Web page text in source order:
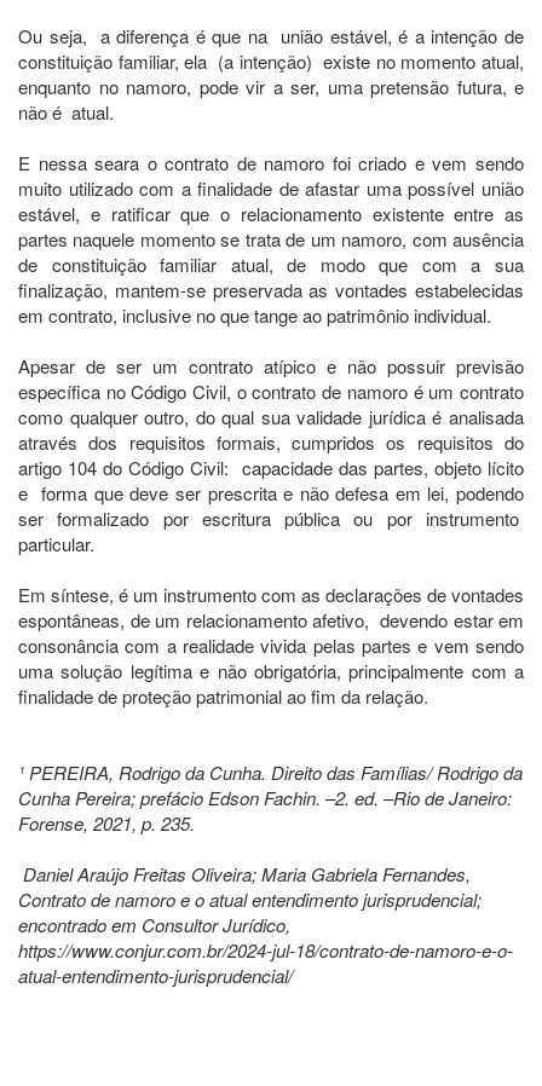
Ou seja, a diferença é que na união estável, é a intenção de
constituição familiar, ela (a intenção) existe no momento atual,
enquanto no namoro, pode vir a ser, uma pretensão futura, e
não é atual.
E nessa seara o contrato de namoro foi criado e vem sendo
muito utilizado com a finalidade de afastar uma possível união
estável, e ratificar que o relacionamento existente entre as
partes naquele momento se trata de um namoro, com ausência
de constituição familiar atual, de modo que com a sua
finalização, mantem-se preservada as vontades estabelecidas
em contrato, inclusive no que tange ao patrimônio individual.
Apesar de ser um contrato atípico e não possuir previsão
específica no Código Civil, o contrato de namoro é um contrato
como qualquer outro, do qual sua validade jurídica é analisada
através dos requisitos formais, cumpridos os requisitos do
artigo 104 do Código Civil: capacidade das partes, objeto lícito
e forma que deve ser prescrita e não defesa em lei, podendo
ser formalizado por escritura pública ou por instrumento
particular.
Em síntese, é um instrumento com as declarações de vontades
espontâneas, de um relacionamento afetivo, devendo estar em
consonância com a realidade vivida pelas partes e vem sendo
uma solução legítima e não obrigatória, principalmente com a
finalidade de proteção patrimonial ao fim da relação.
¹ PEREIRA, Rodrigo da Cunha. Direito das Famílias/ Rodrigo da
Cunha Pereira; prefácio Edson Fachin. –2. ed. –Rio de Janeiro:
Forense, 2021, p. 235.
Daniel Araújo Freitas Oliveira; Maria Gabriela Fernandes,
Contrato de namoro e o atual entendimento jurisprudencial;
encontrado em Consultor Jurídico,
https://www.conjur.com.br/2024-jul-18/contrato-de-namoro-e-o-
atual-entendimento-jurisprudencial/